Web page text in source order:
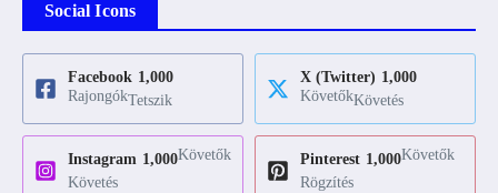
Social Icons
Facebook 1,000
RajongókTetszik
X (Twitter) 1,000
KövetőkKövetés
Instagram 1,000Követők
Követés
Pinterest 1,000Követők
Rögzítés